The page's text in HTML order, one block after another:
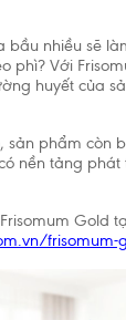
bầu nhiều sẽ
phì? Với
huyết của
sản phẩm còn
nền tảng
Gold
frisomum-